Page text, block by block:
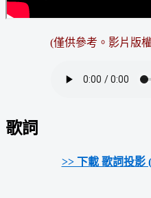
(僅供參考。 影片版
歌詞
>> 下載 歌詞投影